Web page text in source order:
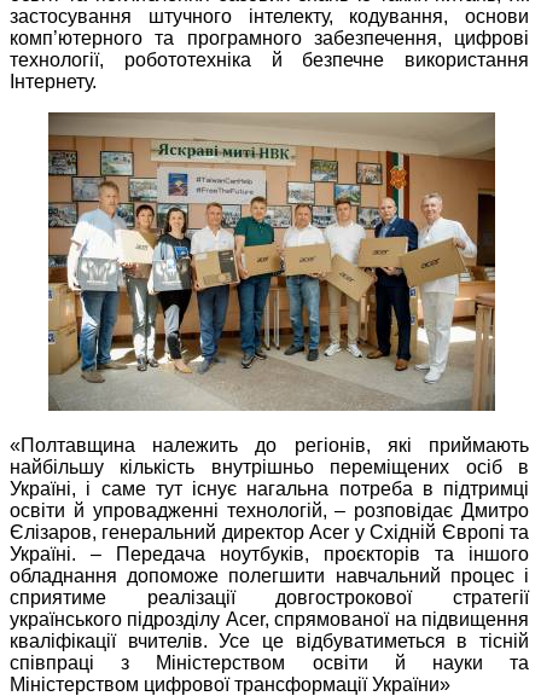
застосування штучного інтелекту, кодування, основи
комп’ютерного та програмного забезпечення, цифрові
технології, робототехніка й безпечне використання
Інтернету.
«Полтавщина належить до регіонів, які приймають
найбільшу кількість внутрішньо переміщених осіб в
Україні, і саме тут існує нагальна потреба в підтримці
освіти й упровадженні технологій, – розповідає Дмитро
Єлізаров, генеральний директор Acer у Східній Європі та
Україні. – Передача ноутбуків, проєкторів та іншого
обладнання допоможе полегшити навчальний процес і
сприятиме реалізації довгострокової стратегії
українського підрозділу Acer, спрямованої на підвищення
кваліфікації вчителів. Усе це відбуватиметься в тісній
співпраці з Міністерством освіти й науки та
Міністерством цифрової трансформації України»